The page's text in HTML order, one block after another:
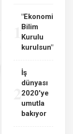
"Ekonomi
Bilim
Kurulu
kurulsun"
İş
dünyası
2020'ye
umutla
bakıyor